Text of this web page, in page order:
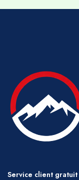
devant
dans le
Il est
être
Service client gratuit